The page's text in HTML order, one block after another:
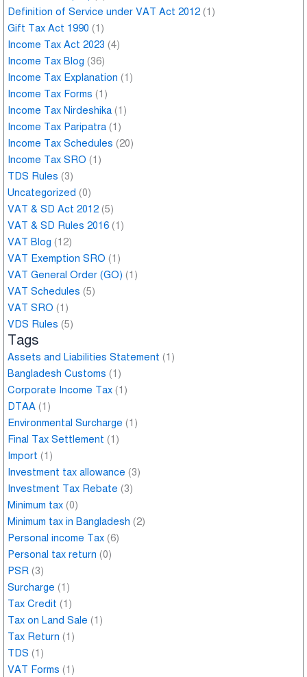
Definition of Service under VAT Act 2012 (1)
Gift Tax Act 1990 (1)
Income Tax Act 2023 (4)
Income Tax Blog (36)
Income Tax Explanation (1)
Income Tax Forms (1)
Income Tax Nirdeshika (1)
Income Tax Paripatra (1)
Income Tax Schedules (20)
Income Tax SRO (1)
TDS Rules (3)
Uncategorized (0)
VAT & SD Act 2012 (5)
VAT & SD Rules 2016 (1)
VAT Blog (12)
VAT Exemption SRO (1)
VAT General Order (GO) (1)
VAT Schedules (5)
VAT SRO (1)
VDS Rules (5)
Tags
Assets and Liabilities Statement (1)
Bangladesh Customs (1)
Corporate Income Tax (1)
DTAA (1)
Environmental Surcharge (1)
Final Tax Settlement (1)
Import (1)
Investment tax allowance (3)
Investment Tax Rebate (3)
Minimum tax (0)
Minimum tax in Bangladesh (2)
Personal income Tax (6)
Personal tax return (0)
PSR (3)
Surcharge (1)
Tax Credit (1)
Tax on Land Sale (1)
Tax Return (1)
TDS (1)
VAT Forms (1)